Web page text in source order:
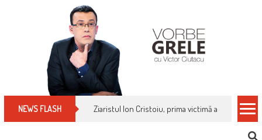
NEWS FLASH Ziaristul Ion Cristoiu, prima victimă a noi